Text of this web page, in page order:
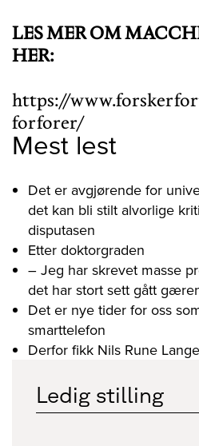
LES MER OM
HER:
https://
Ledig stilling
Mest lest
Det er avgjørende for
det kan bli stilt alvorlige
disputasen
Etter doktorgraden
– Jeg har skrevet masse
det har stort sett gått
Det er nye tider for oss
smarttelefon
Derfor fikk Nils Rune